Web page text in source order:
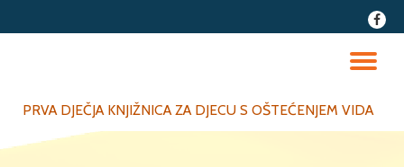
fa-
PRVA DJEČJA KNJIŽNICA ZA DJECU S OŠTEĆENJEM VIDA